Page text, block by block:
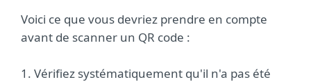
Voici ce que vous devriez prendre en compte
avant de scanner un QR code :
1. Vérifiez systématiquement qu'il n'a pas été